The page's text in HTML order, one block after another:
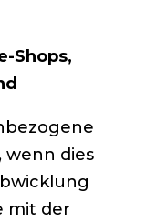
Shops,
wenn dies
mit der